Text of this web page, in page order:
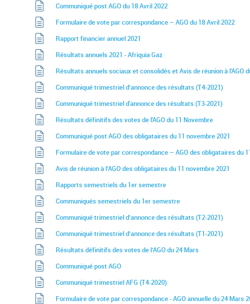
Communiqué post AGO du 18 Avril 2022
Formulaire de vote par correspondance – AGO du 18 Avril 2022
Rapport financier annuel 2021
Résultats annuels 2021 - Afriquia Gaz
Résultats annuels sociaux et consolidés et Avis de réunion à l'AGO
Communiqué trimestriel d’annonce des résultats (T4-2021)
Communiqué trimestriel d'annonce des résultats (T3-2021)
Résultats définitifs des votes de l'AGO du 11 Novembre
Communiqué post AGO des obligataires du 11 novembre 2021
Formulaire de vote par correspondance – AGO des obligataires du
Avis de réunion à l’AGO des obligataires du 11 novembre 2021
Rapports semestriels du 1er semestre
Communiqués semestriels du 1er semestre
Communiqué trimestriel d’annonce des résultats (T2-2021)
Communiqué trimestriel d’annonce des résultats (T1-2021)
Résultats définitifs des votes de l’AGO du 24 Mars
Communiquépost AGO
Communiqué trimestriel AFG (T4-2020)
Formulaire de vote par correspondance - AGO annuelle du 24 Mars